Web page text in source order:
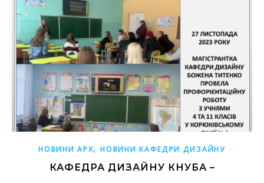
НОВИНИ АРХ,НОВИНИ КАФЕДРИ ДИЗАЙНУ
КАФЕДРА ДИЗАЙНУ КНУБА –